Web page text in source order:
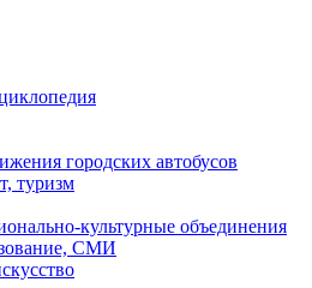
городских автобусов
туризм
культурные объединения
СМИ